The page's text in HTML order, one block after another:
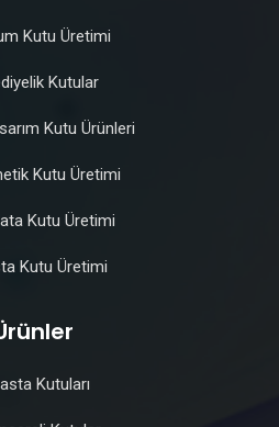
Kutu Üretimi
Kutular
Kutu Ürünleri
Kutu Üretimi
Kutu Üretimi
Kutu Üretimi
Kutuları